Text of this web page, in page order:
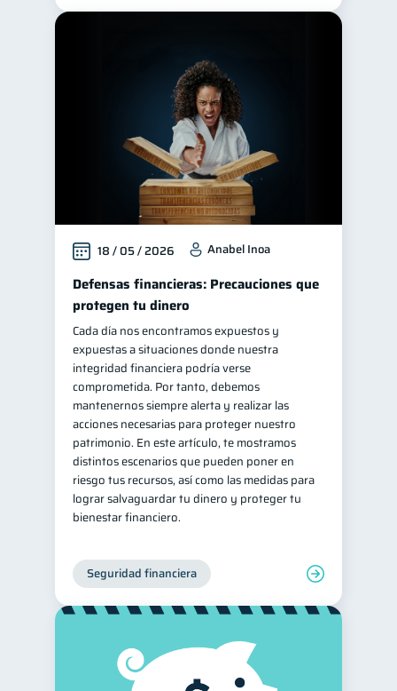
Derechos & Deberes 4
Superintendencia de Bancos
Vacaciones
Criptomonedas 2
Inversiones 2
Cuenta Inactiva 1
Finanzas Personales 1
Educación Financiera
Información financiera
ahorro 1 Retiro 1
Doble sueldo
Gasto responsable 1
información financiera
18 / 05 / 2026 Anabel Inoa
Defensas financieras: Precauciones que
protegen tu dinero
Cada día nos encontramos expuestos y
expuestas a situaciones donde nuestra
integridad financiera podría verse
comprometida. Por tanto, debemos
mantenernos siempre alerta y realizar las
acciones necesarias para proteger nuestro
patrimonio. En este artículo, te mostramos
distintos escenarios que pueden poner en
riesgo tus recursos, así como las medidas para
lograr salvaguardar tu dinero y proteger tu
bienestar financiero.
Seguridad financiera